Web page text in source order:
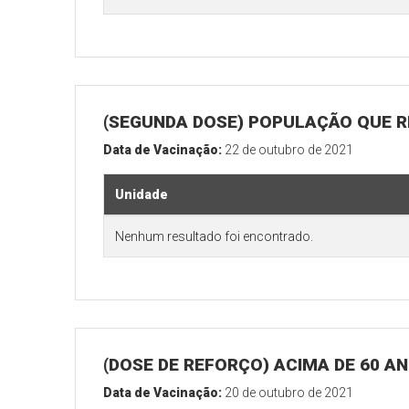
(SEGUNDA DOSE) POPULAÇÃO QUE
Data de Vacinação: 22 de outubro de 2021
Unidade
Nenhum resultado foi encontrado.
(DOSE DE REFORÇO) ACIMA DE 60
Data de Vacinação: 20 de outubro de 2021